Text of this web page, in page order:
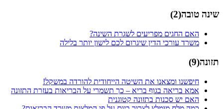
שינה טובה(
2
)
האם החגים מפריעים לשגרת השינה?
משרד עורכי הדין שיגרום לכם לישון יותר בלילה
תזונה(
9
)
חיפשנו ומצאנו את השיטה הייחודית להורדה במשקל!
אמא בריאה בגוף בריא – כך תשמרי על הבריאות בעזרת התזונה
האם יש סכנות בתזונה קטוגנית